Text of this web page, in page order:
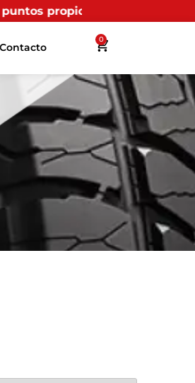
beneficios en Interllantas.
Contacto
0